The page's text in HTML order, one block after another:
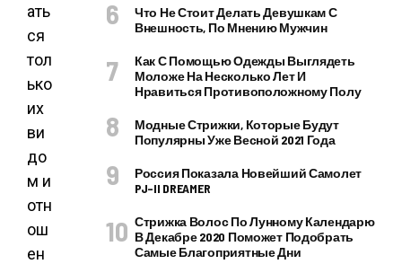
ать
ся
тол
ько
их
ви
до
м и
отн
ош
ен
Что Не Стоит Делать Девушкам С
Внешность, По Мнению Мужчин
Как С Помощью Одежды Выглядеть
Моложе На Несколько Лет И
Нравиться Противоположному Полу
Модные Стрижки, Которые Будут
Популярны Уже Весной 2021 Года
Россия Показала Новейший Самолет
PJ–II DREAMER
Стрижка Волос По Лунному Календарю
В Декабре 2020 Поможет Подобрать
Самые Благоприятные Дни